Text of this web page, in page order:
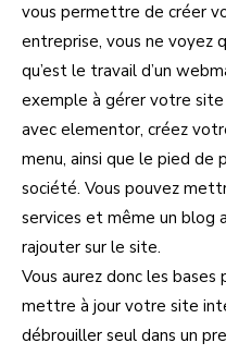
vous permettre de créer
entreprise, vous ne voyez
qu’est le travail d’un
exemple à gérer votre
avec elementor, créez
menu, ainsi que le pied de
société. Vous pouvez
services et même un blog
rajouter sur le site.
Vous aurez donc les
mettre à jour votre site
débrouiller seul dans un